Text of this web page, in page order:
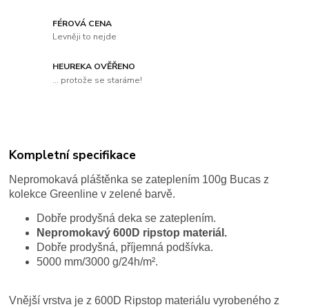
FÉROVÁ CENA
Levněji to nejde
HEUREKA OVĚŘENO
... protože se staráme!
Kompletní specifikace
Nepromokavá pláštěnka se zateplením 100g Bucas z
kolekce Greenline v zelené barvě.
Dobře prodyšná deka se zateplením.
Nepromokavý 600D ripstop materiál.
Dobře prodyšná, příjemná podšívka.
5000 mm/3000 g/24h/m².
Vnější vrstva je z 600D Ripstop materiálu vyrobeného z